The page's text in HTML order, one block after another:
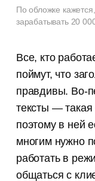
По обложке
зарабатывать 20
Все, кто
поймут, что
правдивы. Во-
тексты —
поэтому в ней
многим нужно
работать в
общаться с